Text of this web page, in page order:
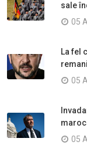
sale
05
La fel
05
05